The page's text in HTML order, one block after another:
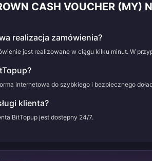
CASH VOUCHER (MY)
realizacja zamówienia?
jest realizowane w ciągu kilku minut. W
internetowa do szybkiego i bezpiecznego
klienta?
BitTopup jest dostępny 24/7.